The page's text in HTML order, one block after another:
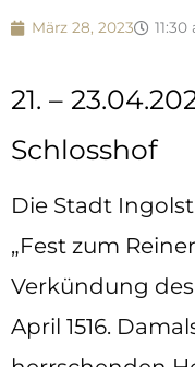
März 28, 2023 11:30
21. –
Schlosshof
Die Stadt
„Fest zum
Verkündung
April 1516.